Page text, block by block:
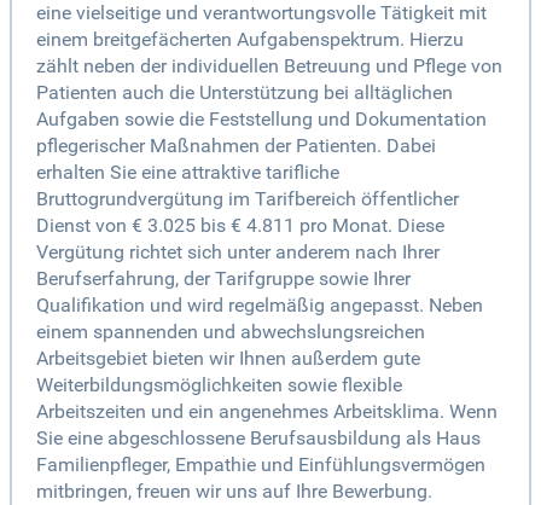
eine vielseitige und verantwortungsvolle Tätigkeit mit
einem breitgefächerten Aufgabenspektrum. Hierzu
zählt neben der individuellen Betreuung und Pflege von
Patienten auch die Unterstützung bei alltäglichen
Aufgaben sowie die Feststellung und Dokumentation
pflegerischer Maßnahmen der Patienten. Dabei
erhalten Sie eine attraktive tarifliche
Bruttogrundvergütung im Tarifbereich öffentlicher
Dienst von € 3.025 bis € 4.811 pro Monat. Diese
Vergütung richtet sich unter anderem nach Ihrer
Berufserfahrung, der Tarifgruppe sowie Ihrer
Qualifikation und wird regelmäßig angepasst. Neben
einem spannenden und abwechslungsreichen
Arbeitsgebiet bieten wir Ihnen außerdem gute
Weiterbildungsmöglichkeiten sowie flexible
Arbeitszeiten und ein angenehmes Arbeitsklima. Wenn
Sie eine abgeschlossene Berufsausbildung als Haus
Familienpfleger, Empathie und Einfühlungsvermögen
mitbringen, freuen wir uns auf Ihre Bewerbung.